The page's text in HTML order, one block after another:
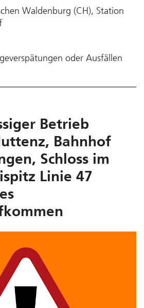
Waldenburg (CH), Station
oder Ausfällen
Betrieb
Bahnhof
Schloss im
Linie 47